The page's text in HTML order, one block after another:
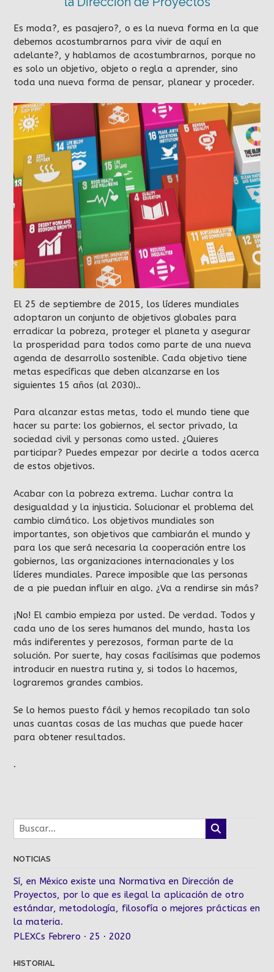
Es moda?, es pasajero?, o es la nueva forma en la que
debemos acostumbrarnos para vivir de aquí en
adelante?, y hablamos de acostumbrarnos, porque no
es solo un objetivo, objeto o regla a aprender, sino
toda una nueva forma de pensar, planear y proceder.
El 25 de septiembre de 2015, los líderes mundiales
adoptaron un conjunto de objetivos globales para
erradicar la pobreza, proteger el planeta y asegurar
la prosperidad para todos como parte de una nueva
agenda de desarrollo sostenible. Cada objetivo tiene
metas específicas que deben alcanzarse en los
siguientes 15 años (al 2030)..
Para alcanzar estas metas, todo el mundo tiene que
hacer su parte: los gobiernos, el sector privado, la
sociedad civil y personas como usted. ¿Quieres
participar? Puedes empezar por decirle a todos acerca
de estos objetivos.
Acabar con la pobreza extrema. Luchar contra la
desigualdad y la injusticia. Solucionar el problema del
cambio climático. Los objetivos mundiales son
importantes, son objetivos que cambiarán el mundo y
para los que será necesaria la cooperación entre los
gobiernos, las organizaciones internacionales y los
líderes mundiales. Parece imposible que las personas
de a pie puedan influir en algo. ¿Va a rendirse sin más?
¡No! El cambio empieza por usted. De verdad. Todos y
cada uno de los seres humanos del mundo, hasta los
más indiferentes y perezosos, forman parte de la
solución. Por suerte, hay cosas facilísimas que podemos
introducir en nuestra rutina y, si todos lo hacemos,
lograremos grandes cambios.
Se lo hemos puesto fácil y hemos recopilado tan solo
unas cuantas cosas de las muchas que puede hacer
para obtener resultados.
.
NOTICIAS
Sí, en México existe una Normativa en Dirección de
Proyectos, por lo que es ilegal la aplicación de otro
estándar, metodología, filosofía o mejores prácticas en
la materia.
PLEXCs Febrero · 25 · 2020
HISTORIAL